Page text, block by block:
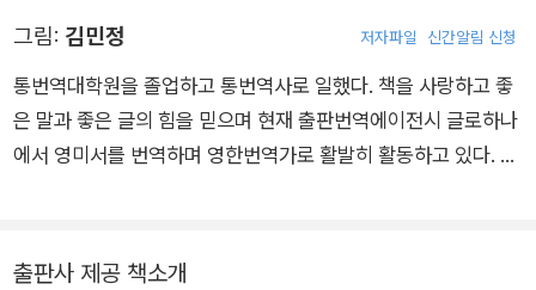
그림: 김민정 저자파일 신간알림 신청
통번역대학원을 졸업하고 통번역사로 일했다. 책을 사랑하고 좋
은 말과 좋은 글의 힘을 믿으며 현재 출판번역에이전시 글로하나
에서 영미서를 번역하며 영한번역가로 활발히 활동하고 있다. 옮
글쓰기》, 《앞으로 100년》 등 다수가 있다.
출판사 제공 책소개